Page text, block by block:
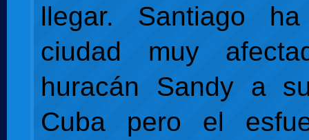
llegar. Santiago
ciudad muy
huracán Sandy a
Cuba pero el